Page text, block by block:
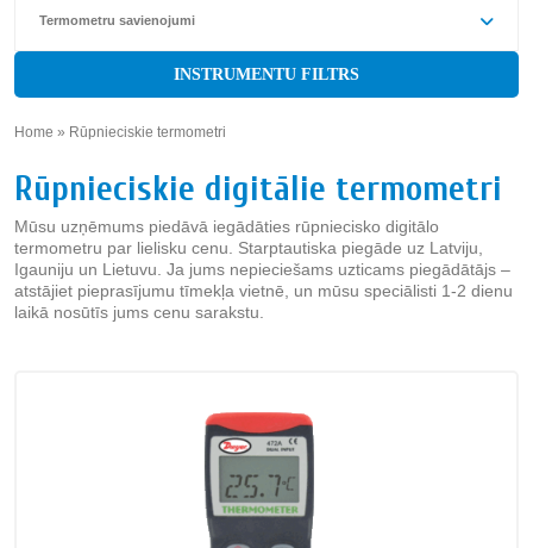
Termometru savienojumi
INSTRUMENTU FILTRS
Home » Rūpnieciskie termometri
Rūpnieciskie digitālie termometri
Mūsu uzņēmums piedāvā iegādāties rūpniecisko digitālo
termometru par lielisku cenu. Starptautiska piegāde uz Latviju,
Igauniju un Lietuvu. Ja jums nepieciešams uzticams piegādātājs –
atstājiet pieprasījumu tīmekļa vietnē, un mūsu speciālisti 1-2 dienu
laikā nosūtīs jums cenu sarakstu.